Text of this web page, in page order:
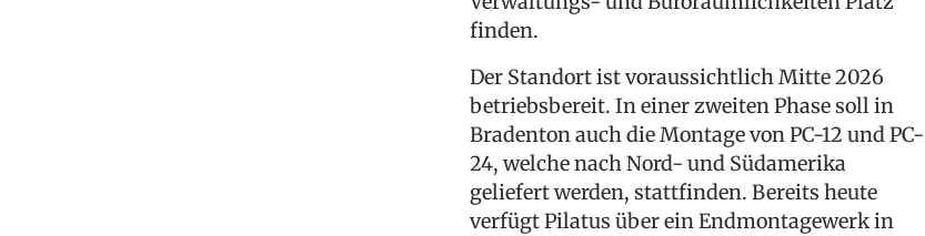
finden.
Der Standort ist voraussichtlich Mitte 2026
betriebsbereit. In einer zweiten Phase soll in
Bradenton auch die Montage von PC-12 und PC-
24, welche nach Nord- und Südamerika
geliefert werden, stattfinden. Bereits heute
verfügt Pilatus über ein Endmontagewerk in